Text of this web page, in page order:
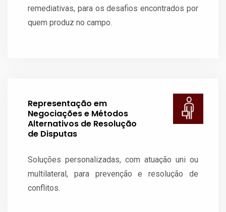
remediativas, para os desafios encontrados por
quem produz no campo.
Representação em
Negociações e Métodos
Alternativos de Resolução
de Disputas
Soluções personalizadas, com atuação uni ou
multilateral, para prevenção e resolução de
conflitos.